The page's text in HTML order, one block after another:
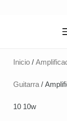
Inicio/
Guitarra/
10 10w